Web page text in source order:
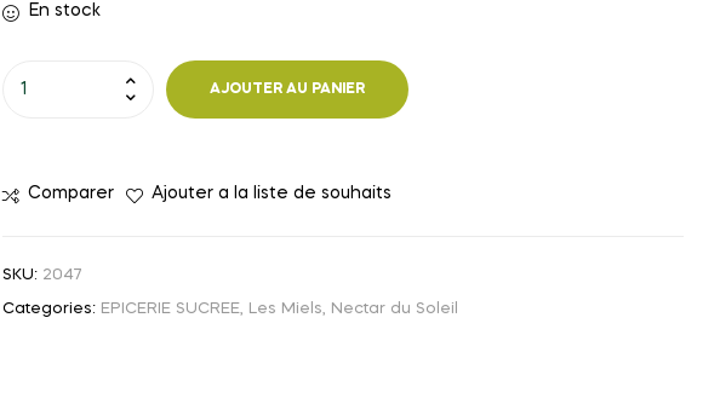
En stock
TOURNESOL
NECTAR
AJOUTER AU PANIER
Comparer Ajouter a la liste de souhaits
SKU: 2047
Categories: EPICERIE SUCREE, Les Miels, Nectar du Soleil